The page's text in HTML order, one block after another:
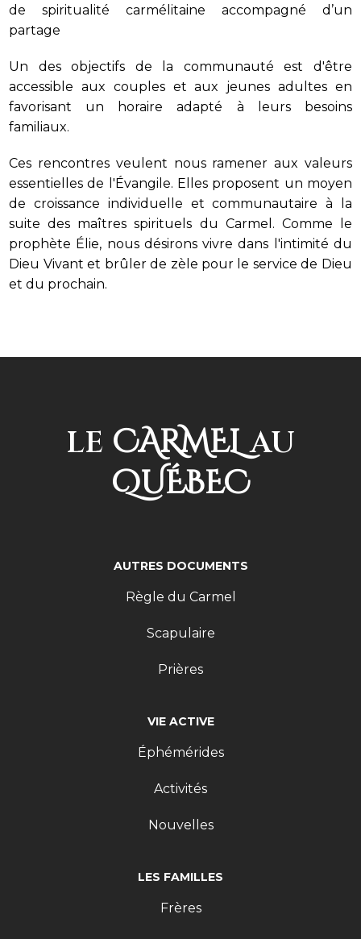
de spiritualité carmélitaine accompagné d’un
partage
Un des objectifs de la communauté est d'être
accessible aux couples et aux jeunes adultes en
favorisant un horaire adapté à leurs besoins
familiaux.
Ces rencontres veulent nous ramener aux valeurs
essentielles de l'Évangile. Elles proposent un moyen
de croissance individuelle et communautaire à la
suite des maîtres spirituels du Carmel. Comme le
prophète Élie, nous désirons vivre dans l'intimité du
Dieu Vivant et brûler de zèle pour le service de Dieu
et du prochain.
LE CARMELAU
QUÉBEC
LES FAMILLES
Frères
VIE ACTIVE
Éphémérides
Activités
Nouvelles
AUTRES DOCUMENTS
Règle du Carmel
Scapulaire
Prières